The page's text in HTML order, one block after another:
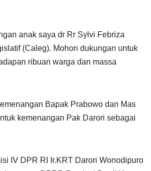
anak saya dr Rr Sylvi Febriza
(Caleg). Mohon dukungan untuk
ribuan warga dan massa
Bapak Prabowo dan Mas
kemenangan Pak Darori sebagai
IV DPR RI Ir.KRT Darori Wonodipuro